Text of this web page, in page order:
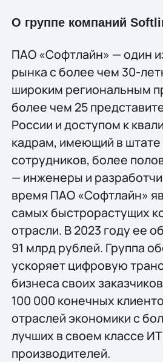
О группе компаний
ПАО «Софтлайн» — один
рынка с более чем 30-
широким региональным
более чем 25
России и доступом к
кадрам, имеющий в штате
сотрудников, более
— инженеры и
время ПАО «Софтлайн»
самых быстрорастущих
отрасли. В 2023 году ее
91 млрд рублей. Группа
ускоряет цифровую
бизнеса своих
100 000 конечных
отраслей экономики с
лучших в своем классе
производителей.